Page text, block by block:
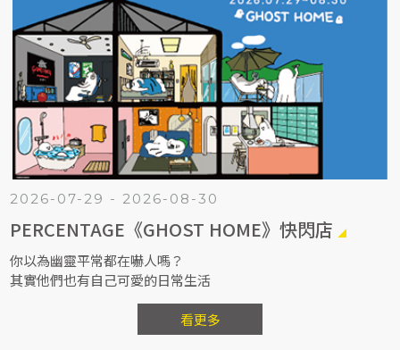
2026-07-29 - 2026-08-30
PERCENTAGE《GHOST HOME》快閃店
你以為幽靈平常都在嚇人嗎？
其實他們也有自己可愛的日常生活
看更多